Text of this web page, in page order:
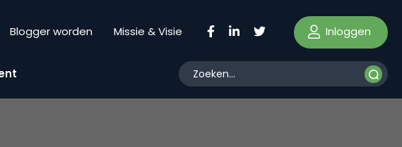
Blogger worden Missie & Visie Inloggen